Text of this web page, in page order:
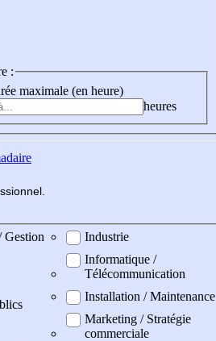
:
maximale (en heure)
heures
Gestion
Industrie
Informatique /
Télécommunication
Installation / Maintenance
Marketing / Stratégie
commerciale